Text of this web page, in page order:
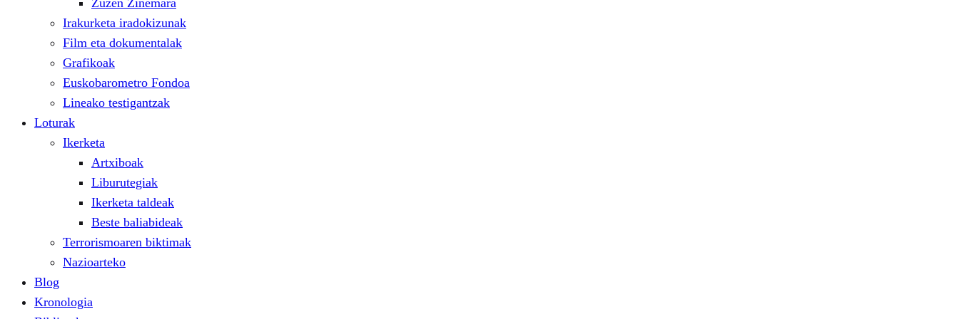
Zuzen Zinemara
Irakurketa iradokizunak
Film eta dokumentalak
Grafikoak
Euskobarometro Fondoa
Lineako testigantzak
Loturak
Ikerketa
Artxiboak
Liburutegiak
Ikerketa taldeak
Beste baliabideak
Terrorismoaren biktimak
Nazioarteko
Blog
Kronologia